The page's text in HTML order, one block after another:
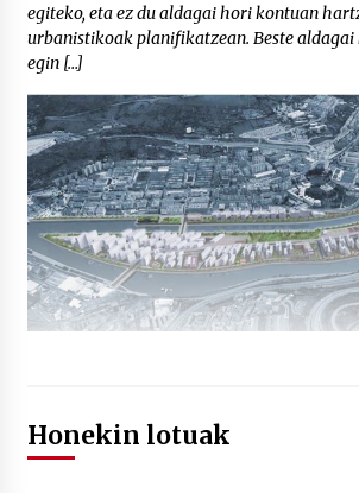
egiteko, eta ez du aldagai hori kontuan
urbanistikoak planifikatzean. Beste
egin […]
Honekin lotuak